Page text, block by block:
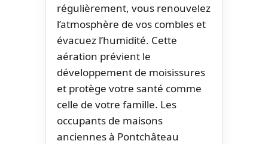
régulièrement, vous renouvelez
l’atmosphère de vos combles et
évacuez l’humidité. Cette
aération prévient le
développement de moisissures
et protège votre santé comme
celle de votre famille. Les
occupants de maisons
anciennes à Pontchâteau